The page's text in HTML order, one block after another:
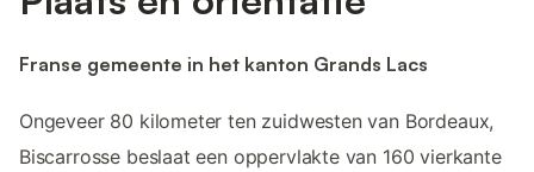
Franse gemeente in het kanton Grands Lacs
Ongeveer 80 kilometer ten zuidwesten van Bordeaux,
Biscarrosse beslaat een oppervlakte van 160 vierkante